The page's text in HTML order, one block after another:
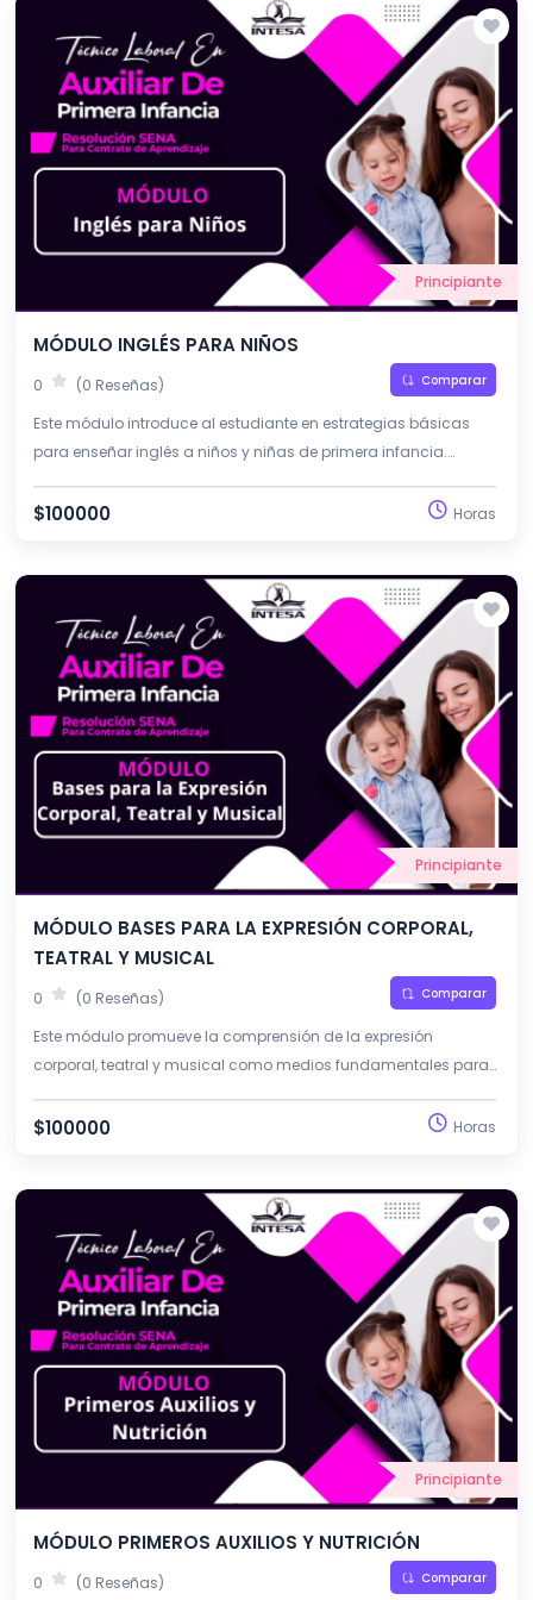
Principiante
MÓDULO INGLÉS PARA NIÑOS
0 (0 Reseñas) Comparar
Este módulo introduce al estudiante en estrategias básicas
para enseñar inglés a niños y niñas de primera infancia.
mediante experiencias lúdicas, musicales y comunicativas.
$100000 Horas
Principiante
MÓDULO BASES PARA LA EXPRESIÓN CORPORAL,
TEATRAL Y MUSICAL
0 (0 Reseñas) Comparar
Este módulo promueve la comprensión de la expresión
corporal, teatral y musical como medios fundamentales para
creatividad, la comunicación y la expresión emocional del
$100000 Horas
Principiante
MÓDULO PRIMEROS AUXILIOS Y NUTRICIÓN
0 (0 Reseñas) Comparar